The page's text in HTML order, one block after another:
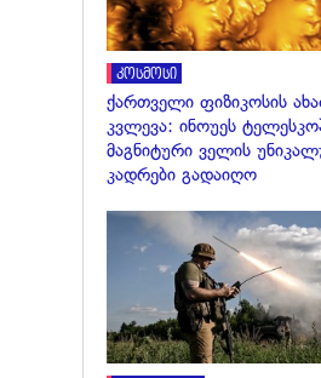
კოსმოსი
ქართველი ფიზიკოსის
კვლევა: ინოუეს
მაგნიტური ველის
კადრები გადაიღო